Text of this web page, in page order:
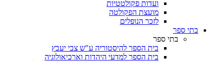
ועדות פקולטטיות
מועצת הפקולטה
לזכר הנופלים
בתי ספר
בתי ספר
בית הספר להיסטוריה ע"ש צבי יעבץ
בית הספר למדעי היהדות וארכיאולוגיה